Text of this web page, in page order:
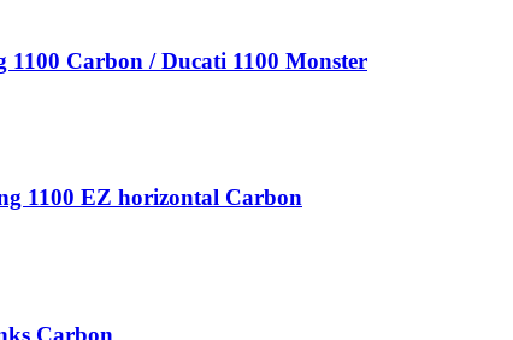
1100 Carbon / Ducati 1100 Monster
1100 EZ horizontal Carbon
Carbon